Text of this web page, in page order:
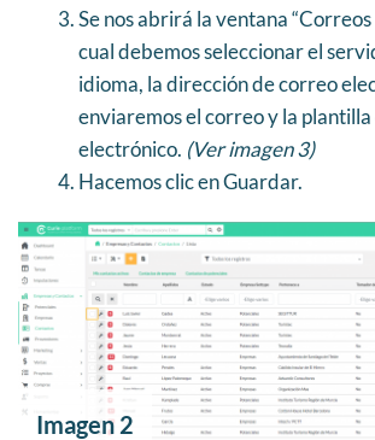
Se nos abrirá la ventana “Correos
cual debemos seleccionar el
idioma, la dirección de correo
enviaremos el correo y la
electrónico. (Ver imagen 3)
Hacemos clic en Guardar.
Imagen 2